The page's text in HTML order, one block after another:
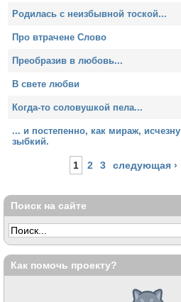
Родилась с неизбывной тоской...
Про втрачене Слово
Преобразив в любовь...
В свете любви
Когда-то соловушкой пела...
... и постепенно, как мираж, исчезну
зыбкий.
Страницы
1 2 3 следующая ›
Поиск на сайте
Как помочь проекту?